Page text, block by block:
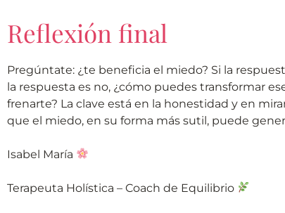
Reflexión final
Pregúntate: ¿te beneficia el miedo? Si la
la respuesta es no, ¿cómo puedes transformar
frenarte? La clave está en la honestidad y en
que el miedo, en su forma más sutil, puede
Isabel María
Terapeuta Holística – Coach de Equilibrio